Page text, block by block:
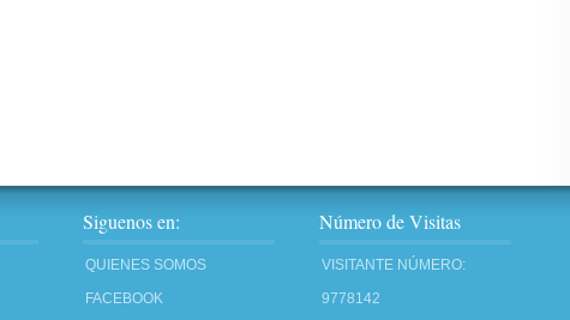
Siguenos en:
QUIENES SOMOS
FACEBOOK
Número de Visitas
VISITANTE NÚMERO:
9778142